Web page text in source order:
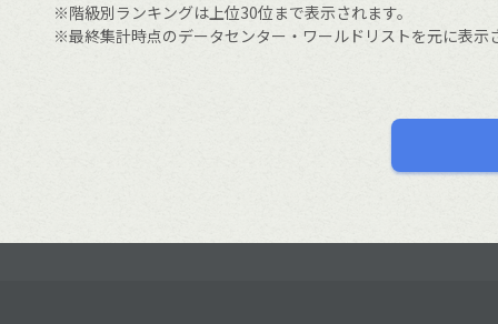
※階級別ランキングは上位30位まで表示されます。
※最終集計時点のデータセンター・ワールドリストを元に表示